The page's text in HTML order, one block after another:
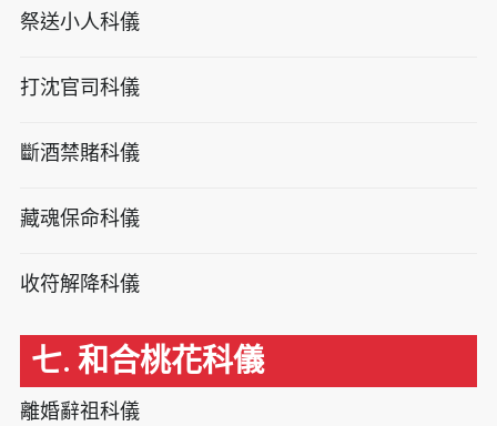
祭送小人科儀
打沈官司科儀
斷酒禁賭科儀
藏魂保命科儀
收符解降科儀
七. 和合桃花科儀
離婚辭祖科儀